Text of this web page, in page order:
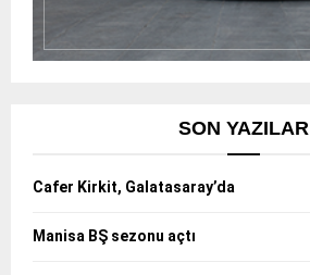
SON YAZILAR
Cafer Kirkit, Galatasaray’da
Manisa BŞ sezonu açtı